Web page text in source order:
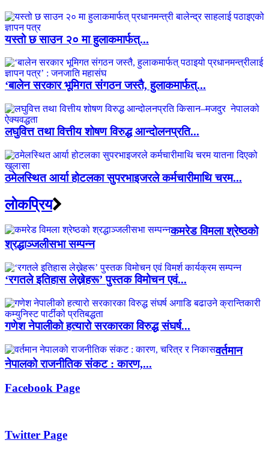
यस्तो छ साउन २० मा हुलाकमार्फत्...
‘बालेन सरकार भूमिगत संगठन जस्तै, हुलाकमार्फत्...
लघुवित्त तथा वित्तीय शोषण विरुद्ध आन्दोलनप्रति...
ठमेलस्थित आर्या होटलका सुपरभाइजरले कर्मचारीमाथि चरम...
लाेकप्रिय
कमरेड विमला श्रेष्ठको
श्रद्धाञ्जलीसभा सम्पन्न
‘रगतले इतिहास लेख्नेहरू’ पुस्तक विमोचन एवं...
गणेश नेपालीको हत्यारो सरकारका विरुद्ध संघर्ष...
वर्तमान
नेपालको राजनीतिक संकट : कारण,...
Facebook Page
Twitter Page